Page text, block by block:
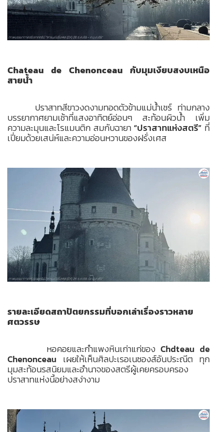
Chateau de Chenonceau กับมุมเงียบสงบเหนือ
สายน้ำ
ปราสาทสีขาวงดงามทอดตัวข้ามแม่น้ำเชร์ ท่ามกลาง
บรรยากาศยามเช้าที่แสงอาทิตย์อ่อนๆ สะท้อนผิวน้ำ เพิ่ม
ความละมุนและโรแมนติก สมกับฉายา“ปราสาทแห่งสตรี” ที่
เปี่ยมด้วยเสน่ห์และความอ่อนหวานของฝรั่งเศส
รายละเอียดสถาปัตยกรรมที่บอกเล่าเรื่องราวหลาย
ศตวรรษ
หอคอยและกำแพงหินเก่าแก่ของ Chdteau de
Chenonceau เผยให้เห็นศิลปะเรอเนซองส์อันประณีต ทุก
มุมสะท้อนรสนิยมและอำนาจของสตรีผู้เคยครอบครอง
ปราสาทแห่งนี้อย่างสง่างาม